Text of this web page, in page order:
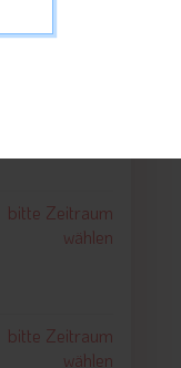
bitte Zeitraum
wählen
bitte Zeitraum
wählen